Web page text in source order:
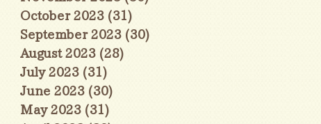
October 2023 (31)
September 2023 (30)
August 2023 (28)
July 2023 (31)
June 2023 (30)
May 2023 (31)